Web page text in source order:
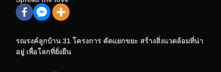
รณรงค์ลูกบ้าน 31 โครงการ คัดแยกขยะ สร้างสิ่งแวดล้อมที่น่า
อยู่ เพื่อโลกที่ยั่งยืน